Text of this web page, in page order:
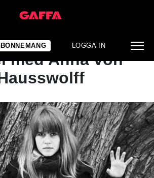
LOGGA IN
NYHET
släpper
med Anna von